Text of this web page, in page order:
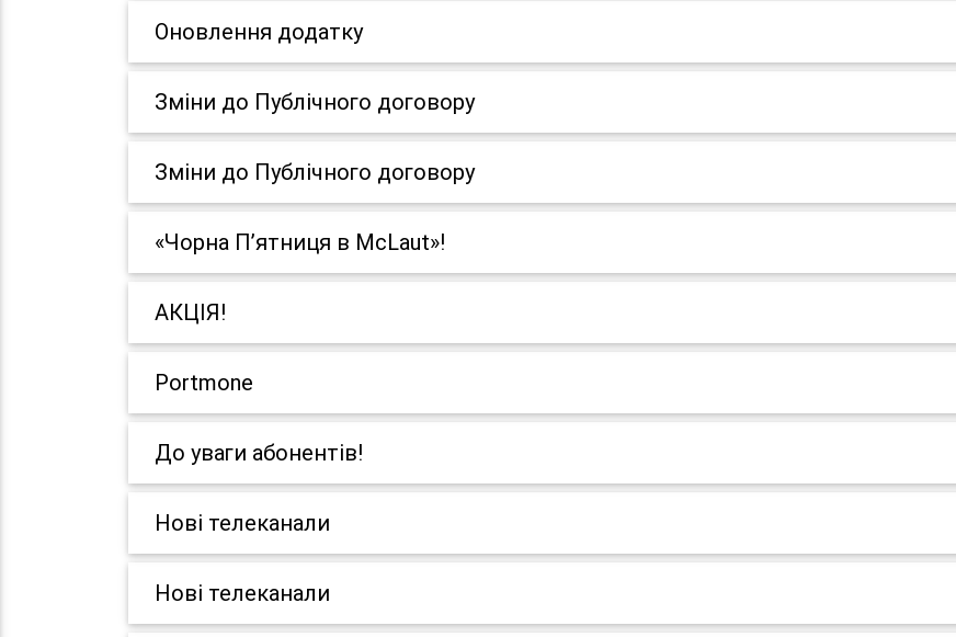
Оновлення додатку
Зміни до Публічного договору
Зміни до Публічного договору
«Чорна П’ятниця в McLaut»!
АКЦІЯ!
Portmone
До уваги абонентів!
Нові телеканали
Нові телеканали